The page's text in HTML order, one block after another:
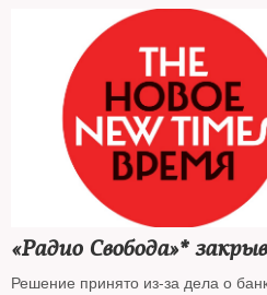
«Радио Свобода»*
Решение принято из-за дела о